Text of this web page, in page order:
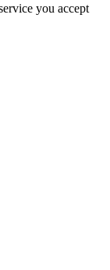
you accept